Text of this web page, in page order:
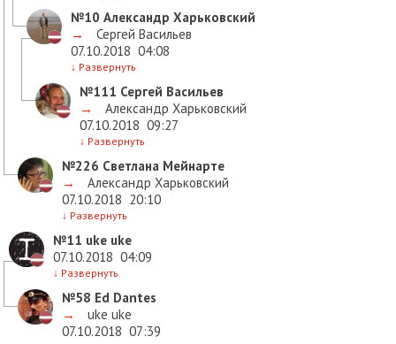
№10 Александр Харьковский
→
Сергей Васильев
07.10.2018 04:08
↓ Развернуть
№111 Сергей Васильев
→
Александр Харьковский
07.10.2018 09:27
↓ Развернуть
№226 Светлана Мейнарте
→
Александр Харьковский
07.10.2018 20:10
↓ Развернуть
№11 uke uke
07.10.2018 04:09
↓ Развернуть
№58 Ed Dantes
→
uke uke
07.10.2018 07:39